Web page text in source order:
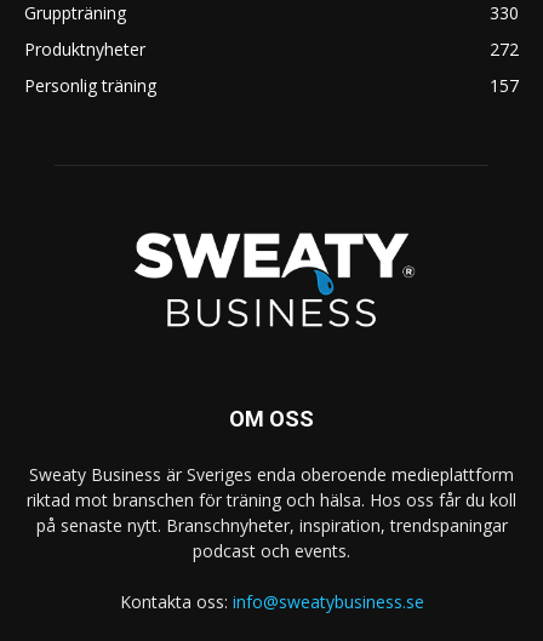
Gruppträning
330
Produktnyheter
272
Personlig träning
157
OM OSS
Sweaty Business är Sveriges enda oberoende medieplattform
riktad mot branschen för träning och hälsa. Hos oss får du koll
på senaste nytt. Branschnyheter, inspiration, trendspaningar
podcast och events.
Kontakta oss: info@sweatybusiness.se